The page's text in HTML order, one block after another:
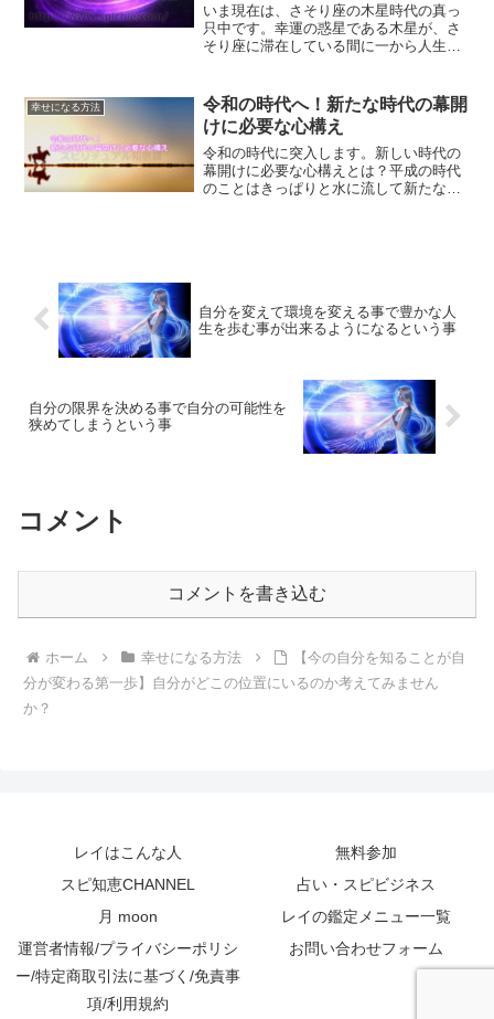
いま現在は、さそり座の木星時代の真っ
只中です。幸運の惑星である木星が、さ
そり座に滞在している間に一から人生を
し、ハッピーに生きる方法をご紹介しま
す。
幸せになる方法
令和の時代へ！新たな時代の幕開
けに必要な心構え
令和の時代に突入します。新しい時代の
幕開けに必要な心構えとは？平成の時代
のことはきっぱりと水に流して新たな気
自分を変えて環境を変える事で豊かな人
生を歩む事が出来るようになるという事
自分の限界を決める事で自分の可能性を
狭めてしまうという事
コメント
コメントを書き込む
ホーム 幸せになる方法
【今の自分を知ることが自
分が変わる第一歩】自分がどこの位置にいるのか考えてみません
か？
レイはこんな人
無料参加
スピ知恵CHANNEL
占い・スピビジネス
月 moon
レイの鑑定メニュー一覧
運営者情報/プライバシーポリシ
ー/特定商取引法に基づく/免責事
項/利用規約
お問い合わせフォーム